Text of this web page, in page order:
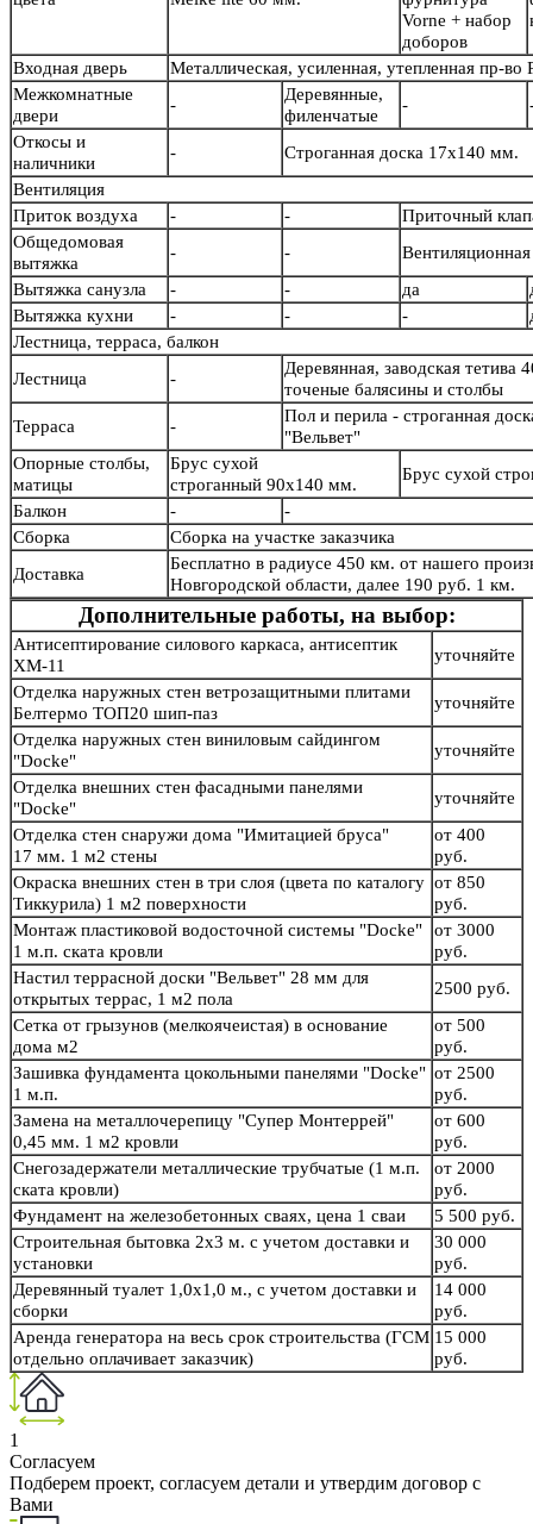
Vorne + набор
доборов
Входная дверь
Металлическая, усиленная, утепленная пр-во
Межкомнатные
двери
-
Деревянные,
филенчатые
-
Откосы и
наличники
-
Строганная доска 17х140 мм.
Вентиляция
Приток воздуха
- -
Приточный
Общедомовая
вытяжка
- -
Вытяжка санузла
- - да
Вытяжка кухни
- - -
Лестница, терраса, балкон
Лестница
-
Деревянная, заводская тетива
точеные балясины и
Терраса
-
Пол и перила - строганная
"Вельвет"
Опорные столбы,
матицы
Брус сухой
строганный 90х140 мм.
Брус сухой
Балкон
-
-
Сборка
Сборка на участке заказчика
Доставка
Бесплатно в радиусе 450 км. от нашего
Новгородской области, далее 190 руб. 1 км.
Дополнительные работы, на выбор:
Антисептирование силового каркаса, антисептик
ХМ-11
уточняйте
Отделка наружных стен ветрозащитными плитами
Белтермо ТОП20 шип-паз
уточняйте
Отделка наружных стен виниловым сайдингом
"Docke"
уточняйте
Отделка внешних стен фасадными панелями
"Docke"
уточняйте
Отделка стен снаружи дома "Имитацией бруса"
17 мм. 1 м2 стены
от 400
руб.
Окраска внешних стен в три слоя (цвета по каталогу
Тиккурила) 1 м2 поверхности
от 850
руб.
Монтаж пластиковой водосточной системы "Docke"
1 м.п. ската кровли
от 3000
руб.
Настил террасной доски "Вельвет" 28 мм для
открытых террас, 1 м2 пола
2500 руб.
Сетка от грызунов (мелкоячеистая) в основание
дома м2
от 500
руб.
Зашивка фундамента цокольными панелями "Docke"
1 м.п.
от 2500
руб.
Замена на металлочерепицу "Супер Монтеррей"
0,45 мм. 1 м2 кровли
от 600
руб.
Снегозадержатели металлические трубчатые (1 м.п.
ската кровли)
от 2000
руб.
Фундамент на железобетонных сваях, цена 1 сваи
5 500 руб.
Строительная бытовка 2х3 м. с учетом доставки и
установки
30 000
руб.
Деревянный туалет 1,0х1,0 м., с учетом доставки и
сборки
14 000
руб.
Аренда генератора на весь срок строительства (ГСМ
отдельно оплачивает заказчик)
15 000
руб.
1
Согласуем
Подберем проект, согласуем детали и утвердим договор с
Вами